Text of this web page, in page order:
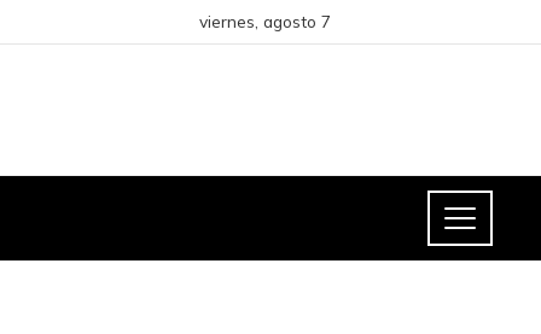
viernes, agosto 7